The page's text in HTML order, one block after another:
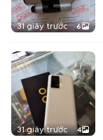
31 giây trước 6
31 giây trước 4